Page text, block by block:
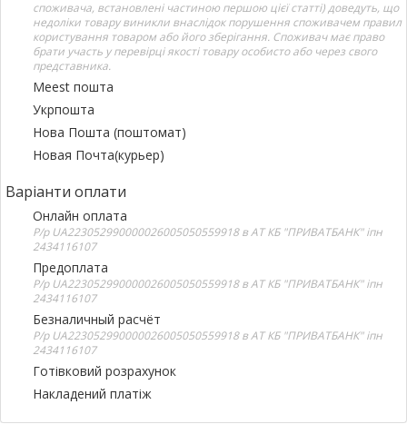
споживача, встановлені частиною першою цієї статті) доведуть, що
недоліки товару виникли внаслідок порушення споживачем правил
користування товаром або його зберігання. Споживач має право
брати участь у перевірці якості товару особисто або через свого
представника.
Meest пошта
Укрпошта
Нова Пошта (поштомат)
Новая Почта(курьер)
Варіанти оплати
Онлайн оплата
Р/р UA223052990000026005050559918 в АТ КБ "ПРИВАТБАНК" іпн
2434116107
Предоплата
Р/р UA223052990000026005050559918 в АТ КБ "ПРИВАТБАНК" іпн
2434116107
Безналичный расчёт
Р/р UA223052990000026005050559918 в АТ КБ "ПРИВАТБАНК" іпн
2434116107
Готівковий розрахунок
Накладений платіж